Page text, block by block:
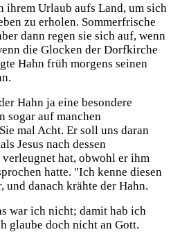
ihrem Urlaub aufs Land, um sich
zu erholen. Sommerfrische
dann regen sie sich auf, wenn
die Glocken der Dorfkirche
Hahn früh morgens seinen
Hahn ja eine besondere
sogar auf manchen
mal Acht. Er soll uns daran
Jesus nach dessen
hat, obwohl er ihm
hatte. "Ich kenne diesen
und danach krähte der Hahn.
war ich nicht; damit hab ich
glaube doch nicht an Gott.